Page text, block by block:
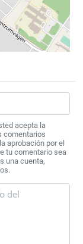
acepta la
comentarios
aprobación por el
tu comentario sea
una cuenta,